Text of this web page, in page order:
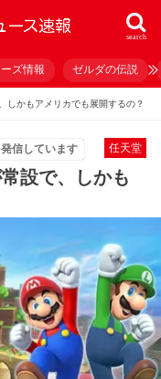
search
ズ情報 ゼルダの伝説
しかもアメリカでも展開するの？
任天堂
信しています
設で、しかも